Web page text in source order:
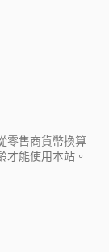
零售商貨幣換算
才能使用本站。